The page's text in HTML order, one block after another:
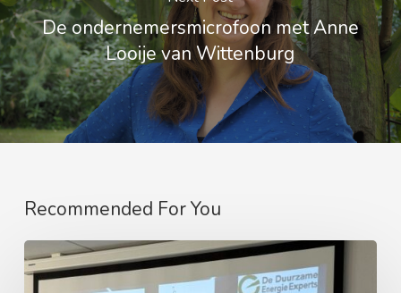
De ondernemersmicrofoon met Anne
Looije van Wittenburg
Recommended For You
Nieuwe
werkgeversheffing